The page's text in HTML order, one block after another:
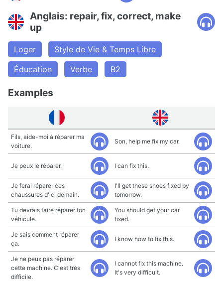
Anglais: repair, fix, correct, make
up
Loger
Style de Vie & Temps Libre
Éducation
Verbe B2
Examples
Fils, aide-moi à réparer ma
voiture.
Son, help me fix my car.
Je peux le réparer. I can fix this.
Je ferai réparer ces
chaussures d'ici demain.
I'll get these shoes fixed by
tomorrow.
Tu devrais faire réparer ton
véhicule.
You should get your car
fixed.
Je sais comment réparer
ça.
I know how to fix this.
Je ne peux pas réparer
cette machine. C'est très
difficile.
I cannot fix this machine.
It's very difficult.